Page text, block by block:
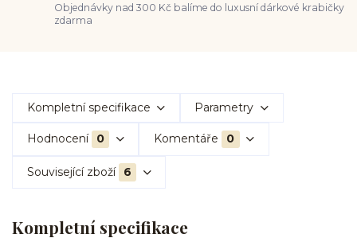
Objednávky nad 300 Kč balíme do luxusní dárkové krabičky
zdarma
Kompletní specifikace Parametry
Hodnocení 0 Komentáře 0
Související zboží 6
Kompletní specifikace